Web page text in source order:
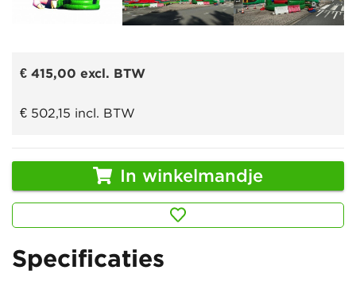
€ 415,00 excl. BTW
€ 502,15 incl. BTW
In winkelmandje
Specificaties